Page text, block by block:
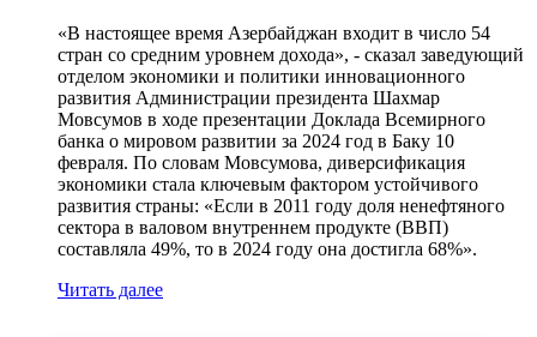
«В настоящее время Азербайджан входит в число 54
стран со средним уровнем дохода», - сказал заведующий
отделом экономики и политики инновационного
развития Администрации президента Шахмар
Мовсумов в ходе презентации Доклада Всемирного
банка о мировом развитии за 2024 год в Баку 10
февраля. По словам Мовсумова, диверсификация
экономики стала ключевым фактором устойчивого
развития страны: «Если в 2011 году доля ненефтяного
сектора в валовом внутреннем продукте (ВВП)
составляла 49%, то в 2024 году она достигла 68%».
Читать далее